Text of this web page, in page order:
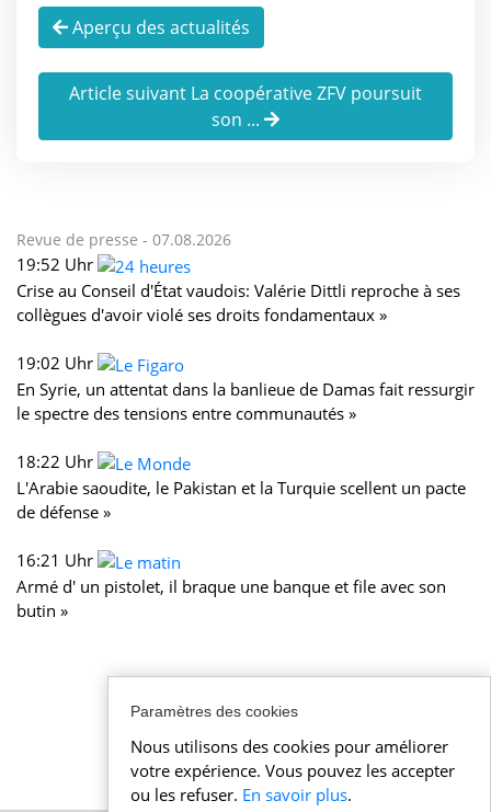
Aperçu des actualités
Article suivant La coopérative ZFV poursuit
son ...
Revue de presse - 07.08.2026
19:52 Uhr
Crise au Conseil d'État vaudois: Valérie Dittli reproche à ses
collègues d'avoir violé ses droits fondamentaux »
19:02 Uhr
En Syrie, un attentat dans la banlieue de Damas fait ressurgir
le spectre des tensions entre communautés »
18:22 Uhr
L'Arabie saoudite, le Pakistan et la Turquie scellent un pacte
de défense »
16:21 Uhr
Armé d' un pistolet, il braque une banque et file avec son
butin »
Paramètres des cookies
Nous utilisons des cookies pour améliorer
votre expérience. Vous pouvez les accepter
ou les refuser. En savoir plus.